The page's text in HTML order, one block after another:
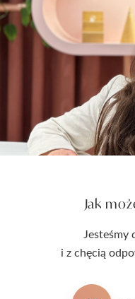
Jak
Jesteśmy
i z chęcią